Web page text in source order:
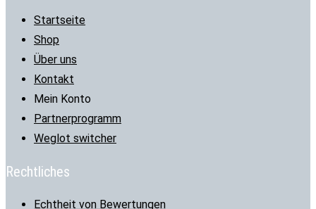
Startseite
Shop
Über uns
Kontakt
Mein Konto
Partnerprogramm
Weglot switcher
Rechtliches
Echtheit von Bewertungen